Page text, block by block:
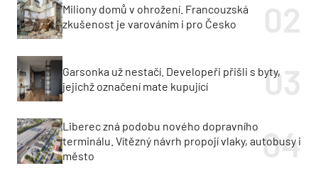
Miliony domů v ohrožení. Francouzská
zkušenost je varováním i pro Česko
Garsonka už nestačí. Developeři přišli s byty,
jejichž označení mate kupující
Liberec zná podobu nového dopravního
terminálu. Vítězný návrh propojí vlaky, autobusy i
město